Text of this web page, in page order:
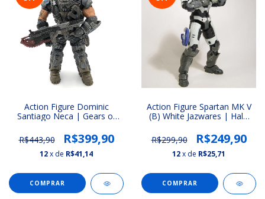
Action Figure Dominic
Santiago Neca | Gears of
R$443,90
R$399,90
12x de R$41,14
COMPRAR
Action Figure Spartan MK V
(B) White Jazwares | Halo
Collection)
R$299,90 R$249,90
12x de R$25,71
COMPRAR